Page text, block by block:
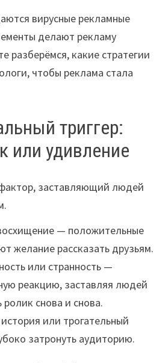
вирусные рекламные
делают рекламу
разберёмся, какие стратегии
чтобы реклама стала
триггер:
или удивление
заставляющий людей
— положительные
желание рассказать друзьям.
или странность —
реакцию, заставляя людей
ролик снова и снова.
или трогательный
затронуть аудиторию.